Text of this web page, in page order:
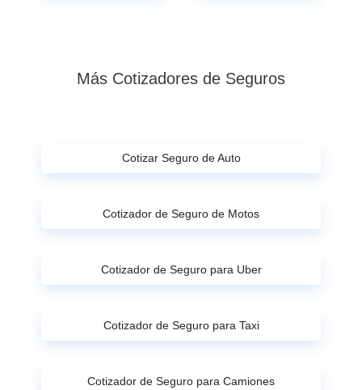
Más Cotizadores de Seguros
Cotizar Seguro de Auto
Cotizador de Seguro de Motos
Cotizador de Seguro para Uber
Cotizador de Seguro para Taxi
Cotizador de Seguro para Camiones